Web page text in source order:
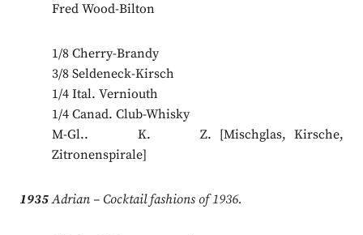
Fred Wood-Bilton
1/8 Cherry-Brandy
3/8 Seldeneck-Kirsch
1/4 Ital. Verniouth
1/4 Canad. Club-Whisky
M-Gl.. K. Z. [Mischglas, Kirsche,
Zitronenspirale]
1935Adrian – Cocktail fashions of 1936.